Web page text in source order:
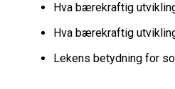
Hva bærekraftig
Hva bærekraftig
Lekens betydning for